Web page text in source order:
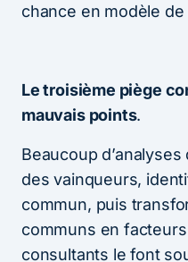
chance en modèle
Le troisième piège
mauvais points.
Beaucoup
des vainqueurs,
commun, puis
communs en
consultants le font